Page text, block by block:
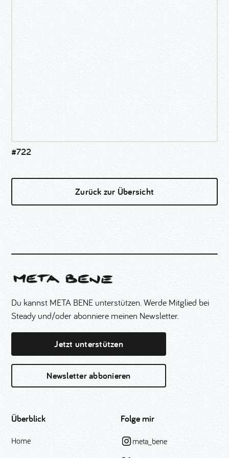
#722
Zurück zur Übersicht
Du kannst META BENE unterstützen. Werde Mitglied bei
Steady und/oder abonniere meinen Newsletter.
Jetzt unterstützen
Newsletter abbonieren
Überblick
Home
Folge mir
meta_bene